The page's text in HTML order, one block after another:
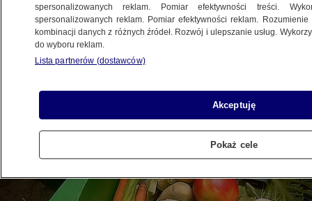
Udostępnij
spersonalizowanych reklam. Pomiar efektywności treści.
spersonalizowanych reklam. Pomiar efektywności reklam.
kombinacji danych z różnych źródeł. Rozwój i ulepszanie usług.
do wyboru reklam.
Lista partnerów (dostawców)
Akceptuję
Pokaż cele